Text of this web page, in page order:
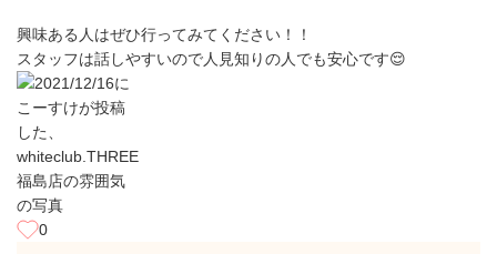
興味ある人はぜひ行ってみてください！！
スタッフは話しやすいので人見知りの人でも安心です😌
0